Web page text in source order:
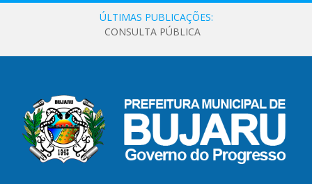
ÚLTIMAS PUBLICAÇÕES:
CONSULTA PÚBLICA